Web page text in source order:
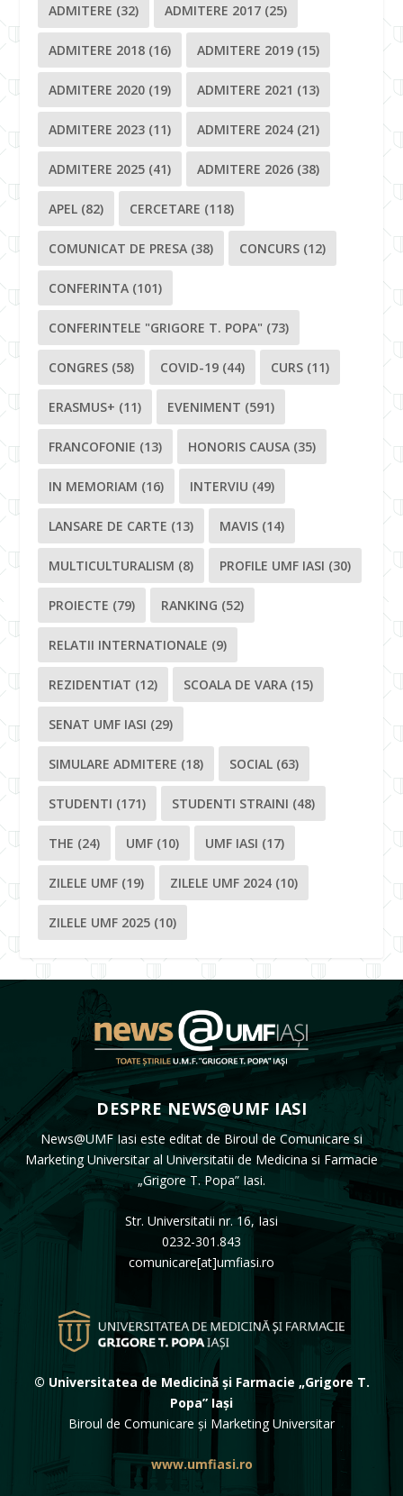
ADMITERE (32) ADMITERE 2017 (25)
ADMITERE 2018 (16) ADMITERE 2019 (15)
ADMITERE 2020 (19) ADMITERE 2021 (13)
ADMITERE 2023 (11) ADMITERE 2024 (21)
ADMITERE 2025 (41) ADMITERE 2026 (38)
APEL (82) CERCETARE (118)
COMUNICAT DE PRESA (38) CONCURS (12)
CONFERINTA (101)
CONFERINTELE "GRIGORE T. POPA" (73)
CONGRES (58) COVID-19 (44) CURS (11)
ERASMUS+ (11) EVENIMENT (591)
FRANCOFONIE (13) HONORIS CAUSA (35)
IN MEMORIAM (16) INTERVIU (49)
LANSARE DE CARTE (13) MAVIS (14)
MULTICULTURALISM (8) PROFILE UMF IASI (30)
PROIECTE (79) RANKING (52)
RELATII INTERNATIONALE (9)
REZIDENTIAT (12) SCOALA DE VARA (15)
SENAT UMF IASI (29)
SIMULARE ADMITERE (18) SOCIAL (63)
STUDENTI (171) STUDENTI STRAINI (48)
THE (24) UMF (10) UMF IASI (17)
ZILELE UMF (19) ZILELE UMF 2024 (10)
ZILELE UMF 2025 (10)
DESPRE NEWS@UMF IASI
News@UMF Iasi este editat de Biroul de Comunicare si
Marketing Universitar al Universitatii de Medicina si Farmacie
„Grigore T. Popa” Iasi.
Str. Universitatii nr. 16, Iasi
0232-301.843
comunicare[at]umfiasi.ro
© Universitatea de Medicină și Farmacie „Grigore T.
Popa” Iași
Biroul de Comunicare și Marketing Universitar
www.umfiasi.ro